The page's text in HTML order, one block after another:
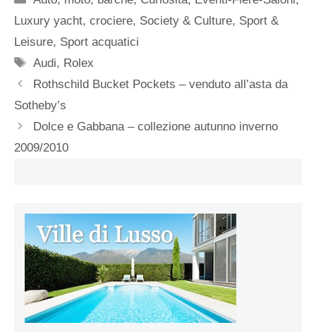
Luxury yacht, crociere, Society & Culture, Sport &
Leisure, Sport acquatici
Tag
Audi, Rolex
Rothschild Bucket Pockets – venduto all’asta da
Sotheby’s
Dolce e Gabbana – collezione autunno inverno
2009/2010